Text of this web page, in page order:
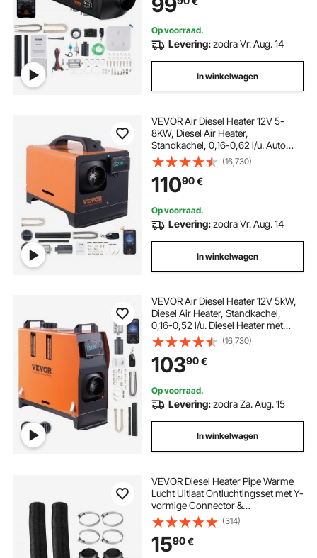
Op voorraad.
Levering:zodra Vr. Aug. 14
In winkelwagen
VEVOR Air Diesel Heater 12V 5-
8KW, Diesel Air Heater,
Standkachel, 0,16-0,62 l/u. Auto
Diesel Heater met LCD-scherm,
afstandsbediening en Bluetooth
APP-bediening.
(16,730)
11090€
Op voorraad.
Levering:zodra Vr. Aug. 14
In winkelwagen
VEVOR Air Diesel Heater 12V 5kW,
Diesel Air Heater, Standkachel,
0,16-0,52 l/u. Diesel Heater met
LCD-scherm, afstandsbediening en
Bluetooth-app.
(16,730)
10390€
Op voorraad.
Levering:zodra Za. Aug. 15
In winkelwagen
VEVOR Diesel Heater Pipe Warme
Lucht Uitlaat Ontluchtingsset met Y-
vormige Connector &
Luchtkanaalklemmen, Standkachel
Luchtkanaal Ontluchtingsset voor 5
kW 8 kW Diesel Heaters Zwart
(314)
1590€